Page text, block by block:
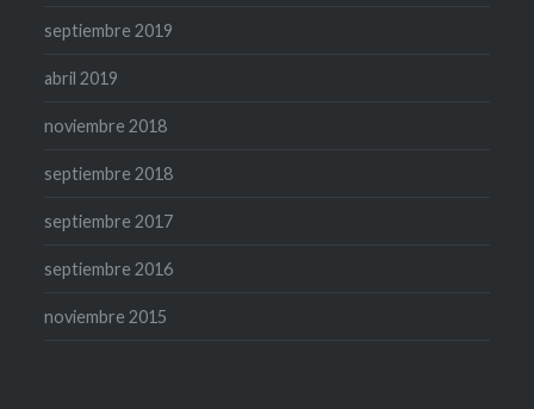
septiembre 2019
abril 2019
noviembre 2018
septiembre 2018
septiembre 2017
septiembre 2016
noviembre 2015